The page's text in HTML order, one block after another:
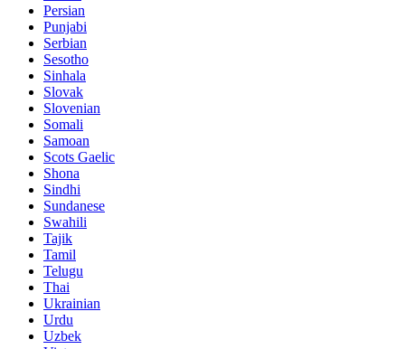
Persian
Punjabi
Serbian
Sesotho
Sinhala
Slovak
Slovenian
Somali
Samoan
Scots Gaelic
Shona
Sindhi
Sundanese
Swahili
Tajik
Tamil
Telugu
Thai
Ukrainian
Urdu
Uzbek